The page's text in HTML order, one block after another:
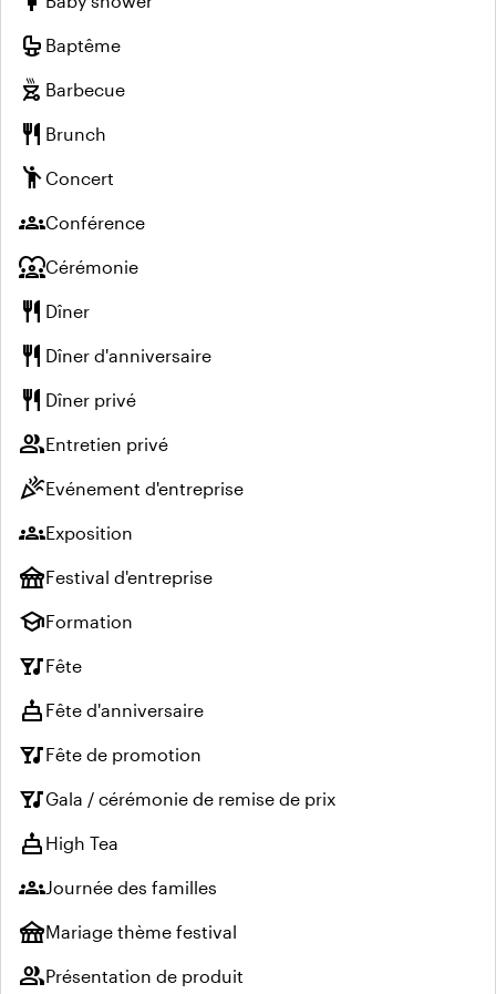
crib Baptême
outdoor_grill Barbecue
restaurant Brunch
emoji_peopleConcert
groupsConférence
diversity_1Cérémonie
restaurant Dîner
restaurant Dîner d'anniversaire
restaurant Dîner privé
groupEntretien privé
celebrationEvénement d'entreprise
groupsExposition
festivalFestival d'entreprise
schoolFormation
nightlifeFête
cake Fête d'anniversaire
nightlifeFête de promotion
nightlifeGala / cérémonie de remise de prix
cake High Tea
groupsJournée des familles
festivalMariage thème festival
groupPrésentation de produit